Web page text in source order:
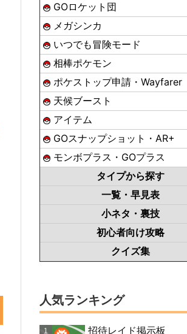
GOロケット団
メガシンカ
いつでも冒険モード
相棒ポケモン
ポケストップ申請・Wayfarer
天候ブースト
アイテム
GOスナップショット・AR+
モンボプラス・GOプラス
タイプから探す
一覧・早見表
小ネタ・裏技
初心者向け攻略
クイズ集
人気ランキング
招待レイド掲示板